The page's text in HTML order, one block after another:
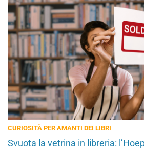
CURIOSITÀ PER AMANTI DEI LIBRI
Svuota la vetrina in libreria: